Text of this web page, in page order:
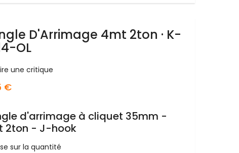
D'Arrimage 4mt 2ton · K-
OL
une critique
€
d'arrimage à cliquet 35mm -
2ton - J-hook
sur la quantité